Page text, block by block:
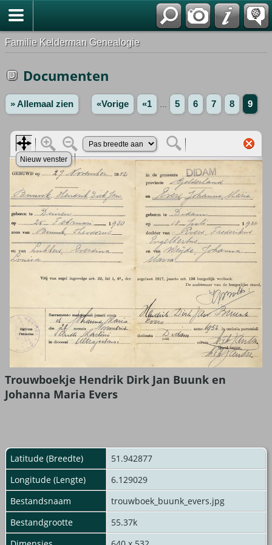
Familie Kelderman Genealogie
Documenten
» Allemaal zien «Vorige «1 5 6 7 8 9
Trouwboekje Hendrik Dirk Jan Buunk en
Johanna Maria Evers
Latitude (Breedte)
51.942877
Longitude (Lengte)
6.129029
Bestandsnaam
trouwboek_buunk_evers.jpg
Bestandgrootte
55.37k